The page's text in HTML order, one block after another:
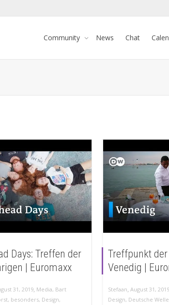
Community News Chat
Days: Treffen der
| Euromaxx
31, 2019, Media, Bart
, besonders, Design,
Treffpunkt der
Venedig |
Stefaan, August 31, 2019
Design, Deutsche Welle